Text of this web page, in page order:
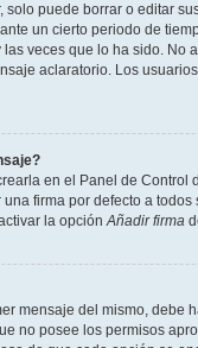
puede borrar o editar
un cierto periodo de
veces que lo ha sido.
aclaratorio. Los
en el Panel de Control
firma por defecto a
la opción Añadir firma
mensaje del mismo, debe
no posee los permisos